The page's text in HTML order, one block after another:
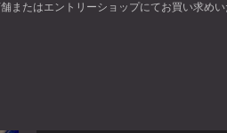
またはエントリーショップにてお買い求め